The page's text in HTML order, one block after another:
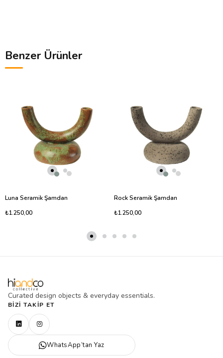
Benzer Ürünler
Luna Seramik Şamdan
₺1.250,00
Rock Seramik Şamdan
₺1.250,00
Curated design objects & everyday essentials.
BIZI TAKIP ET
WhatsApp’tan Yaz